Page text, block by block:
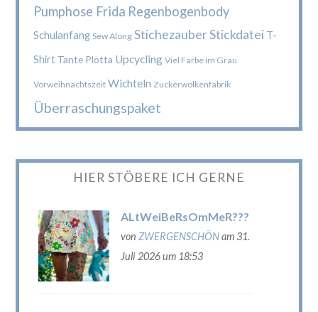
Pumphose Frida Regenbogenbody
Schulanfang Sew Along StichezauberStickdatei T-
Shirt Tante Plotta Upcycling Viel Farbe im Grau
Vorweihnachtszeit Wichteln Zuckerwolkenfabrik
Überraschungspaket
HIER STÖBERE ICH GERNE
ALtWeiBeRsOmMeR???
von ZWERGENSCHÖNam 31.
Juli 2026 um 18:53